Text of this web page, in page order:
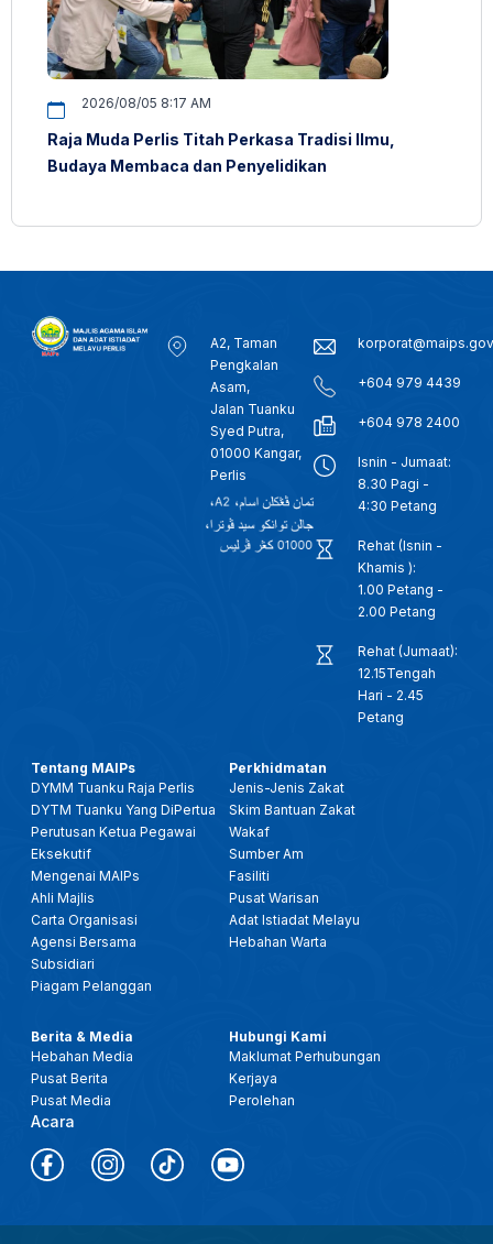
2026/08/05 8:17 AM
Raja Muda Perlis Titah Perkasa Tradisi Ilmu,
Budaya Membaca dan Penyelidikan
A2, Taman
Pengkalan
Asam,
Jalan Tuanku
Syed Putra,
01000 Kangar,
Perlis
+604 979 4439
+604 978 2400
Isnin - Jumaat:
8.30 Pagi -
4:30 Petang
Rehat (Isnin -
Khamis ):
1.00 Petang -
2.00 Petang
Rehat (Jumaat):
12.15Tengah
Hari - 2.45
Petang
Tentang MAIPs
DYMM Tuanku Raja Perlis
DYTM Tuanku Yang DiPertua
Perutusan Ketua Pegawai
Eksekutif
Mengenai MAIPs
Ahli Majlis
Carta Organisasi
Agensi Bersama
Subsidiari
Piagam Pelanggan
Perkhidmatan
Jenis-Jenis Zakat
Skim Bantuan Zakat
Wakaf
Sumber Am
Fasiliti
Pusat Warisan
Adat Istiadat Melayu
Hebahan Warta
Berita & Media
Hebahan Media
Pusat Berita
Pusat Media
Acara
Hubungi Kami
Maklumat Perhubungan
Kerjaya
Perolehan